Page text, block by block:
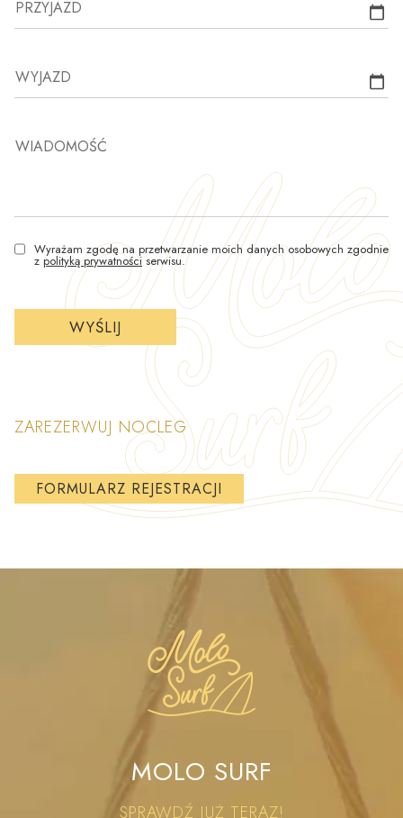
MOLO SURF
SPRAWDŹ JUŻ TERAZ!
PRZYJAZD
WYJAZD
WIADOMOŚĆ
Wyrażam zgodę na przetwarzanie moich danych osobowych zgodnie
z polityką prywatności serwisu.
ZAREZERWUJ NOCLEG
FORMULARZ REJESTRACJI